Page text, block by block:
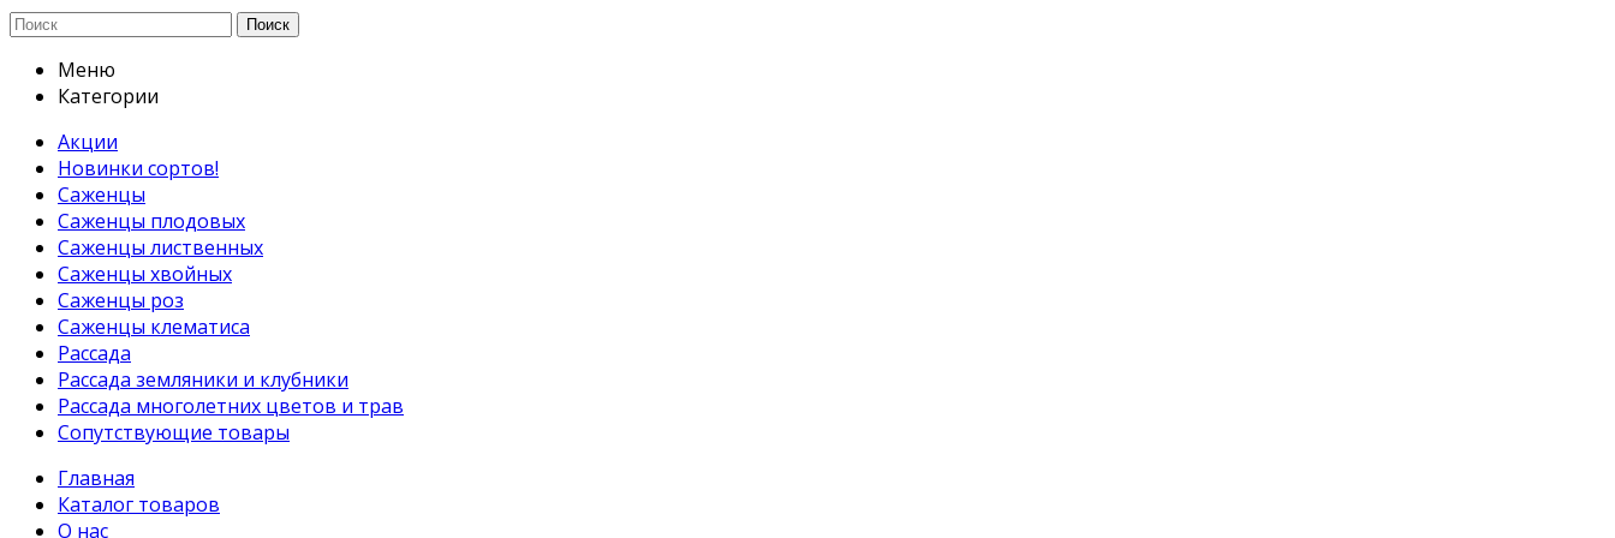
Поиск
Меню
Категории
Акции
Новинки сортов!
Саженцы
Саженцы плодовых
Саженцы лиственных
Саженцы хвойных
Саженцы роз
Саженцы клематиса
Рассада
Рассада земляники и клубники
Рассада многолетних цветов и трав
Сопутствующие товары
Главная
Каталог товаров
О нас